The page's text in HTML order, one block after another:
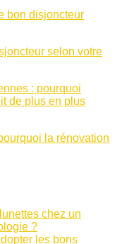
selon votre
la rénovation
chez un
?
les bons